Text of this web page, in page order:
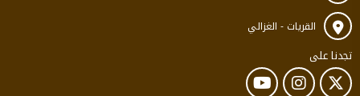
القريات - الغزالي
تجدنا على